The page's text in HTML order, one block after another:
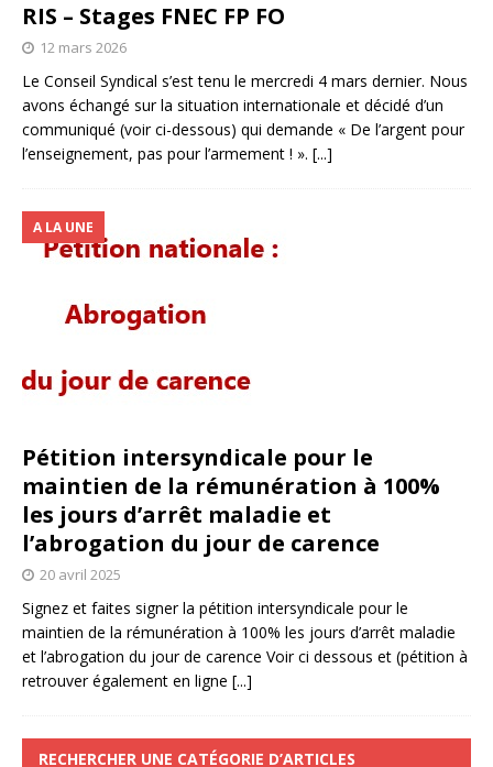
RIS – Stages FNEC FP FO
12 mars 2026
Le Conseil Syndical s’est tenu le mercredi 4 mars dernier. Nous
avons échangé sur la situation internationale et décidé d’un
communiqué (voir ci-dessous) qui demande « De l’argent pour
l’enseignement, pas pour l’armement ! ». [...]
Pétition intersyndicale pour le
maintien de la rémunération à 100%
les jours d’arrêt maladie et
l’abrogation du jour de carence
A LA UNE
20 avril 2025
Signez et faites signer la pétition intersyndicale pour le
maintien de la rémunération à 100% les jours d’arrêt maladie
et l’abrogation du jour de carence Voir ci dessous et (pétition à
retrouver également en ligne [...]
RECHERCHER UNE CATÉGORIE D’ARTICLES